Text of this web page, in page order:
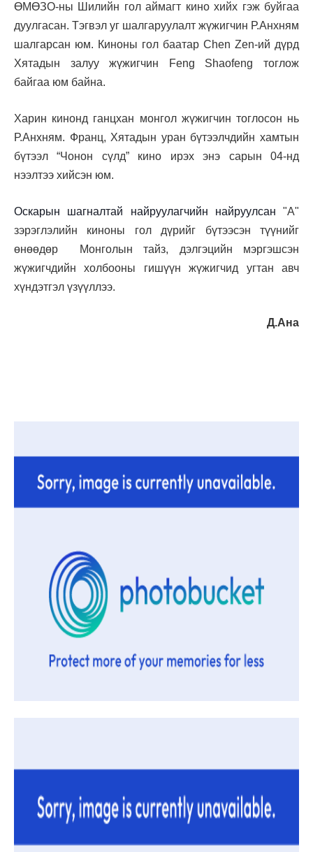
ӨМӨЗО-ны Шилийн гол аймагт кино хийх гэж буйгаа
дуулгасан. Тэгвэл уг шалгаруулалт жүжигчин Р.Анхням
шалгарсан юм. Киноны гол баатар Chen Zen-ий дүрд
Хятадын залуу жүжигчин Feng Shaofeng тоглож
байгаа юм байна.
Харин кинонд ганцхан монгол жүжигчин тоглосон нь
Р.Анхням. Франц, Хятадын уран бүтээлчдийн хамтын
бүтээл “Чонон сүлд” кино ирэх энэ сарын 04-нд
нээлтээ хийсэн юм.
Оскарын шагналтай найруулагчийн найруулсан "А"
зэрэглэлийн киноны гол дүрийг бүтээсэн түүнийг
өнөөдөр Монголын тайз, дэлгэцийн мэргэшсэн
жүжигчдийн холбооны гишүүн жүжигчид угтан авч
хүндэтгэл үзүүллээ.
Д.Ана